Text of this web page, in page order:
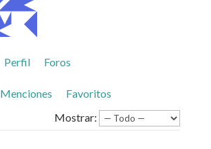
Perfil Foros
Menciones
Favoritos
Mostrar: